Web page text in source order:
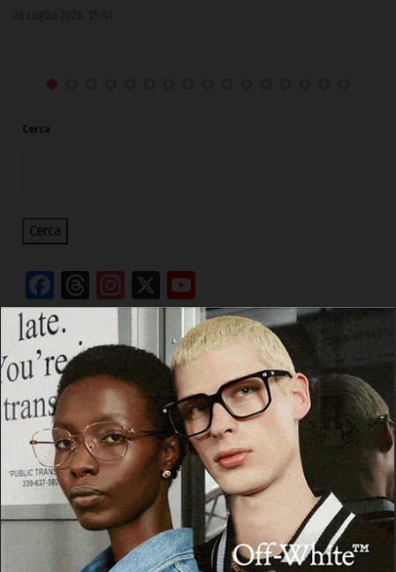
Cerca
Cerca
Facebook
Threads
Instagram
X